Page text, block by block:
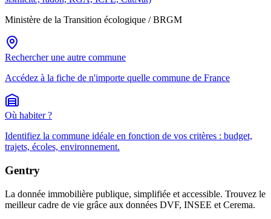
Ministère de la Transition écologique / BRGM
Rechercher une autre commune
Accédez à la fiche de n'importe quelle commune de France
Où habiter ?
Identifiez la commune idéale en fonction de vos critères : budget,
trajets, écoles, environnement.
Gentry
La donnée immobilière publique, simplifiée et accessible. Trouvez le
meilleur cadre de vie grâce aux données DVF, INSEE et Cerema.